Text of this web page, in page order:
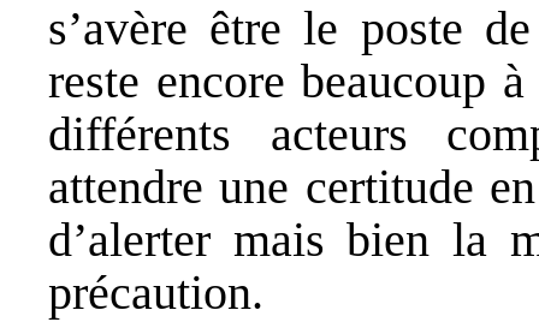
s’avère être le poste
reste encore beaucoup
différents acteurs
attendre une certitude
d’alerter mais bien la
précaution.